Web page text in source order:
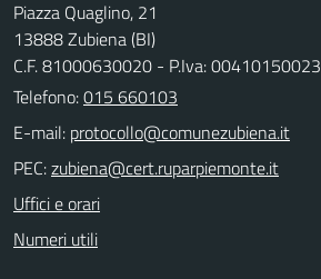
Piazza Quaglino, 21
13888 Zubiena (BI)
C.F. 81000630020 - P.Iva: 00410150023
Telefono:015 660103
E-mail:
PEC:
Uffici e orari
Numeri utili